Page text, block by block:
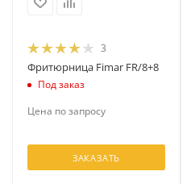
3
Фритюрница Fimar FR/8+8
Под заказ
Цена по запросу
ЗАКАЗАТЬ